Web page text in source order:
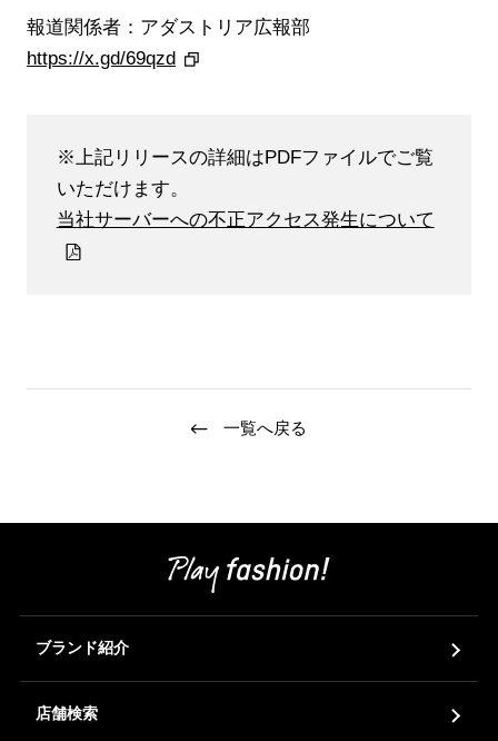
サステナビリティ
JP EN
報道関係者：アダストリア広報部
https://x.gd/69qzd
※上記リリースの詳細はPDFファイルでご覧
いただけます。
当社サーバーへの不正アクセス発生について
一覧へ戻る
ブランド紹介
店舗検索